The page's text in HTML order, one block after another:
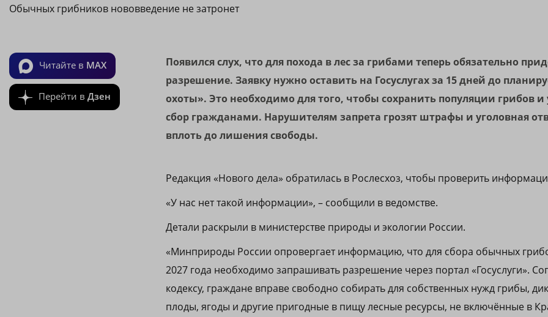
Обычных грибников нововведение не затронет
Читайте в MAX
Перейти в Дзен
Появился слух, что для похода в лес за грибами теперь обязательно
разрешение. Заявку нужно оставить на Госуслугах за 15 дней до
охоты». Это необходимо для того, чтобы сохранить популяции грибов
сбор гражданами. Нарушителям запрета грозят штрафы и уголовная
вплоть до лишения свободы.
Редакция «Нового дела» обратилась в Рослесхоз, чтобы проверить
«У нас нет такой информации», – сообщили в ведомстве.
Детали раскрыли в министерстве природы и экологии России.
«Минприроды России опровергает информацию, что для сбора обычных
2027 года необходимо запрашивать разрешение через портал «Госуслуги».
кодексу, граждане вправе свободно собирать для собственных нужд грибы,
плоды, ягоды и другие пригодные в пищу лесные ресурсы, не включённые в